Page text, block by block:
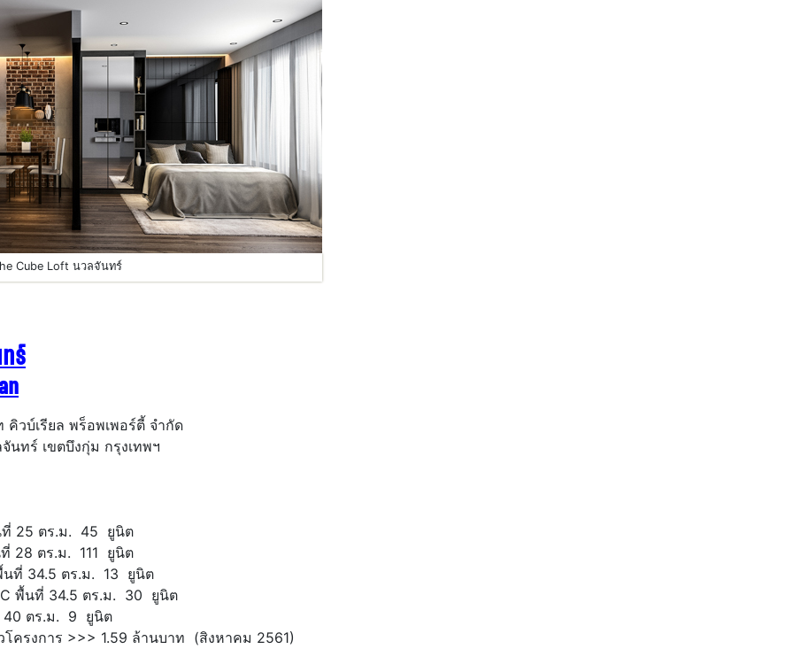
Cube Loft นวลจันทร์
ร์
คิวบ์เรียล พร็อพเพอร์ตี้ จำกัด
ทร์ เขตบึงกุ่ม กรุงเทพฯ
ที่ 25 ตร.ม. 45 ยูนิต
28 ตร.ม. 111 ยูนิต
นที่ 34.5 ตร.ม. 13 ยูนิต
C พื้นที่ 34.5 ตร.ม. 30 ยูนิต
40 ตร.ม. 9 ยูนิต
ครงการ >>> 1.59 ล้านบาท (สิงหาคม 2561)